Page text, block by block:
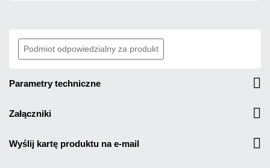
Podmiot odpowiedzialny za produkt
parametry techniczne
załączniki
wyślij kartę produktu na e-mail